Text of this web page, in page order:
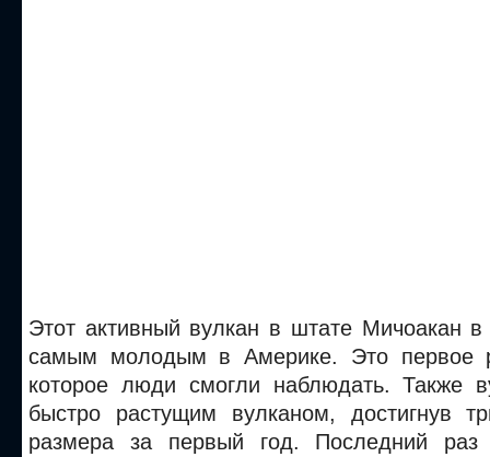
Этот активный вулкан в штате Мичоакан в
самым молодым в Америке. Это первое
которое люди смогли наблюдать. Также
быстро растущим вулканом, достигнув
размера за первый год. Последний раз